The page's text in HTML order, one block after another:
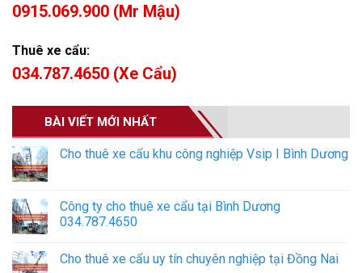
0915.069.900 (Mr Mậu)
Thuê xe cẩu:
034.787.4650 (Xe Cẩu)
BÀI VIẾT MỚI NHẤT
Cho thuê xe cẩu khu công nghiệp Vsip I Bình Dương
Công ty cho thuê xe cẩu tại Bình Dương
034.787.4650
Cho thuê xe cẩu uy tín chuyên nghiệp tại Đồng Nai